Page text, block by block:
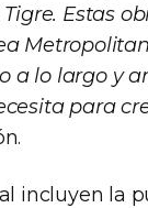
Estas
a lo largo y
para
incluyen la